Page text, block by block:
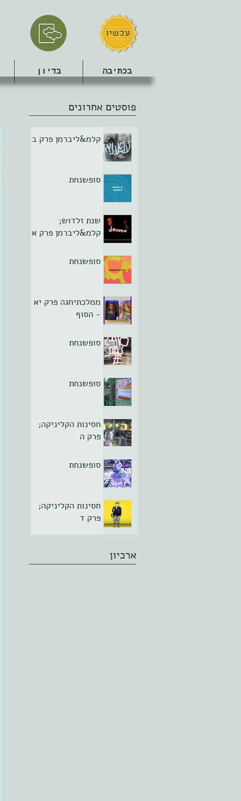
בכתיבה בדיון
פוסטים אחרונים
קלמ&ליברמן פרק ב
סופשנחת
שנת זלדוש;
קלמ&ליברמן פרק א
סופשנחת
ממלכתיחגה פרק יא
- הסוף
סופשנחת
סופשנחת
חסינות הקליניקה;
פרק ה
סופשנחת
חסינות הקליניקה;
פרק ד
ארכיון